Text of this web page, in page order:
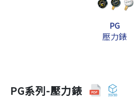
PG
壓力錶
PG系列-壓力錶